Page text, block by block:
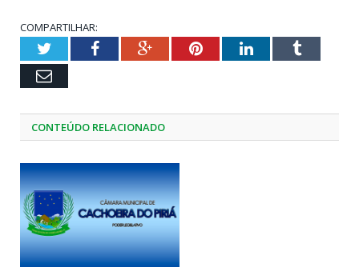
COMPARTILHAR:
TwitterFacebookGoogle+PinterestLinkedInTumblr
Email
CONTEÚDO RELACIONADO